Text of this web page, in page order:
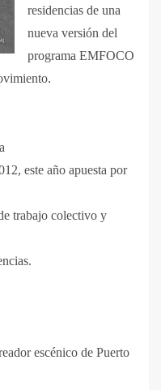
residencias de una
nueva versión del
programa EMFOCO
este año apuesta por
trabajo colectivo y
escénico de Puerto